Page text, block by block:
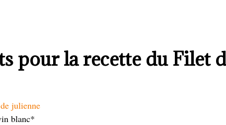
pour la recette du Filet
julienne
blanc*